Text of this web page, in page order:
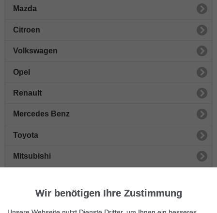
Mazda
Citroen
Volkswagen
Opel
Renault
Mercedes Benz
Toyota
Mitsubishi
PeugeotWir benötigen Ihre Zustimmung